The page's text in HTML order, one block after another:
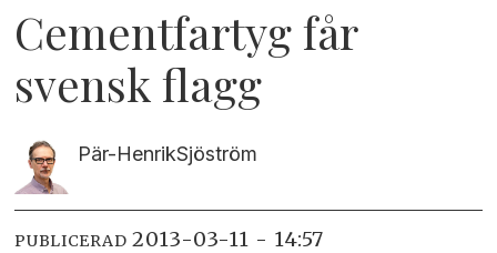
Cementfartyg får
svensk flagg
Pär-HenrikSjöström
PUBLICERAD 2013-03-11 - 14:57